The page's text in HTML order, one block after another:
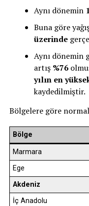
Aynı dönemin
Buna göre
üzerinde
Aynı dönemin
artış %76
yılın en
kaydedilmiştir.
Bölgelere göre
Bölge
Marmara
Ege
Akdeniz
İç Anadolu